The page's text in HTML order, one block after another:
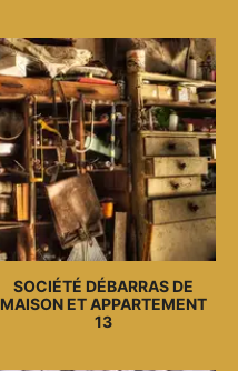
SOCIÉTÉ DÉBARRAS DE
MAISON ET APPARTEMENT
13